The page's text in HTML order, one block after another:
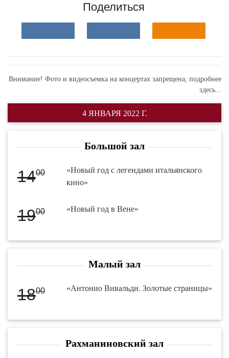
Поделиться
Внимание! Фото и видеосъемка на концертах запрещена, подробнее
здесь...
4 ЯНВАРЯ 2022 Г.
Большой зал
1400
«Новый год с легендами итальянского
кино»
1900 «Новый год в Вене»
Малый зал
1800 «Антонио Вивальди. Золотые страницы»
Рахманиновский зал